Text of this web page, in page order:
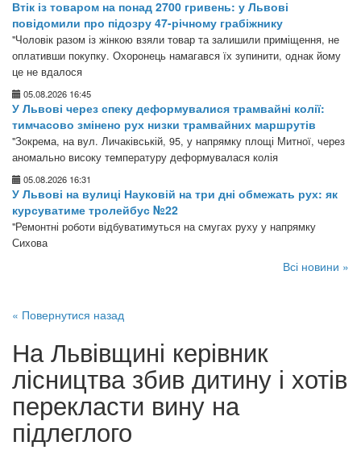
Втік із товаром на понад 2700 гривень: у Львові
повідомили про підозру 47-річному грабіжнику
"Чоловік разом із жінкою взяли товар та залишили приміщення, не
оплативши покупку. Охоронець намагався їх зупинити, однак йому
це не вдалося
05.08.2026 16:45
У Львові через спеку деформувалися трамвайні колії:
тимчасово змінено рух низки трамвайних маршрутів
"Зокрема, на вул. Личаківській, 95, у напрямку площі Митної, через
аномально високу температуру деформувалася колія
05.08.2026 16:31
У Львові на вулиці Науковій на три дні обмежать рух: як
курсуватиме тролейбус №22
"Ремонтні роботи відбуватимуться на смугах руху у напрямку
Сихова
Всі новини »
« Повернутися назад
На Львівщині керівник
лісництва збив дитину і хотів
перекласти вину на
підлеглого